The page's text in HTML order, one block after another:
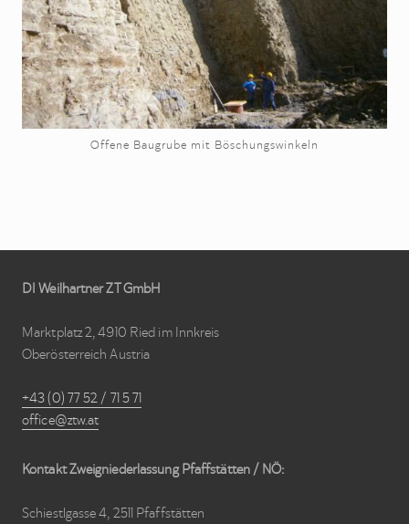
Offene Baugrube mit Böschungswinkeln
Site
DI Weilhartner ZT GmbH
Marktplatz 2, 4910 Ried im Innkreis
Oberösterreich Austria
+43 (0) 77 52 / 71 5 71
office@ztw.at
Kontakt Zweigniederlassung Pfaffstätten / NÖ:
Schiestlgasse 4, 2511 Pfaffstätten